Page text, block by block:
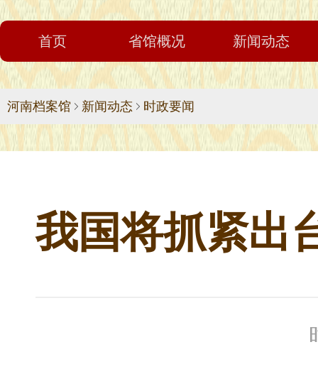
首页 省馆概况 新闻动态
河南档案馆 新闻动态 时政要闻
我国将抓紧出